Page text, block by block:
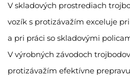
V skladových prostrediach
vozík s protizávažím exceluje
a pri práci so skladovými
V výrobných závodoch
protizávažím efektívne